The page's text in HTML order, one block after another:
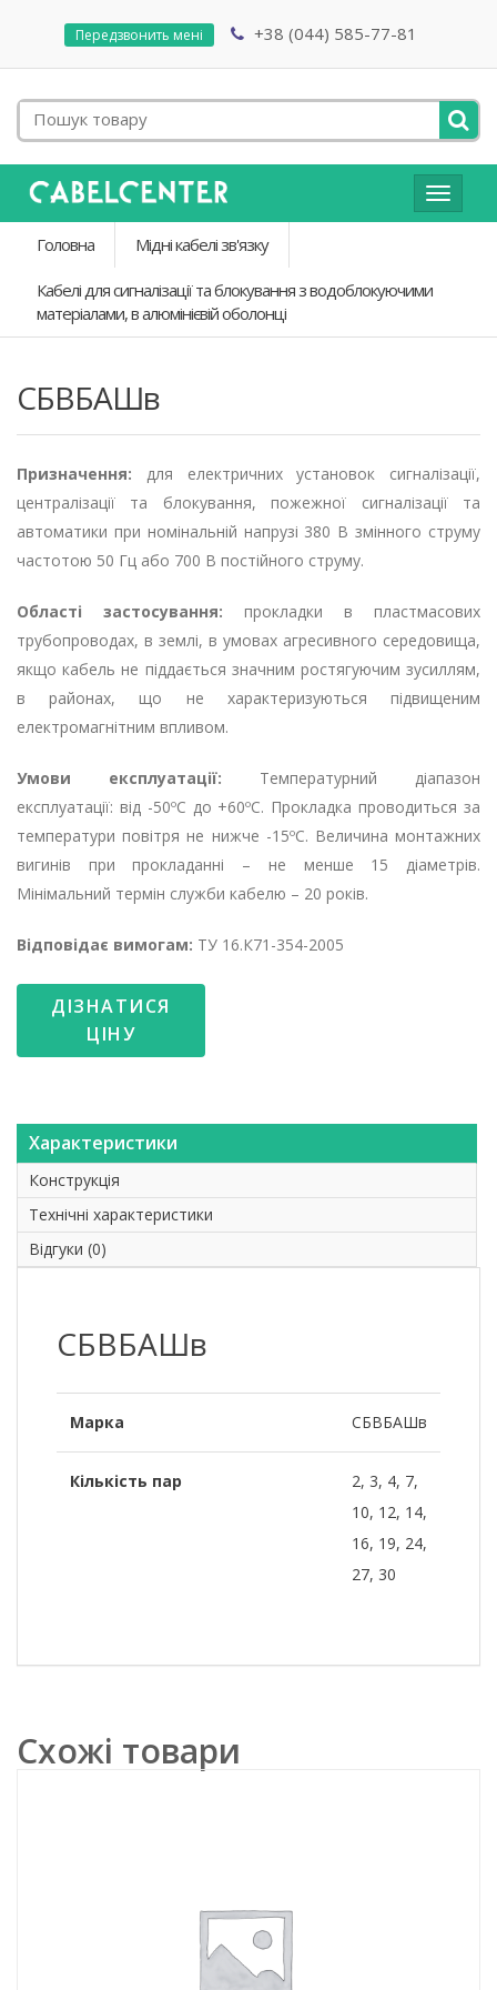
Передзвонить мені +38 (044) 585-77-81
Toggle
Головна
Мідні кабелі зв'язку
Кабелі для сигналізації та блокування з водоблокуючими
матеріалами, в алюмінієвій оболонці
СБВБАШв
Призначення: для електричних установок сигналізації,
централізації та блокування, пожежної сигналізації та
автоматики при номінальній напрузі 380 В змінного струму
частотою 50 Гц або 700 В постійного струму.
Області застосування: прокладки в пластмасових
трубопроводах, в землі, в умовах агресивного середовища,
якщо кабель не піддається значним ростягуючим зусиллям,
в районах, що не характеризуються підвищеним
електромагнітним впливом.
Умови експлуатації: Температурний діапазон
експлуатації: від -50ºС до +60ºC. Прокладка проводиться за
температури повітря не нижче -15ºС. Величина монтажних
вигинів при прокладанні – не менше 15 діаметрів.
Мінімальний термін служби кабелю – 20 років.
Відповідає вимогам: ТУ 16.К71-354-2005
ДІЗНАТИСЯ
ЦІНУ
Характеристики
Конструкція
Технічні характеристики
Відгуки (0)
СБВБАШв
Марка СБВБАШв
Кількість пар
2, 3, 4, 7,
10, 12, 14,
16, 19, 24,
27, 30
Схожі товари